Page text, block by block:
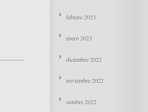
febrero 2023
enero 2023
diciembre 2022
noviembre 2022
octubre 2022